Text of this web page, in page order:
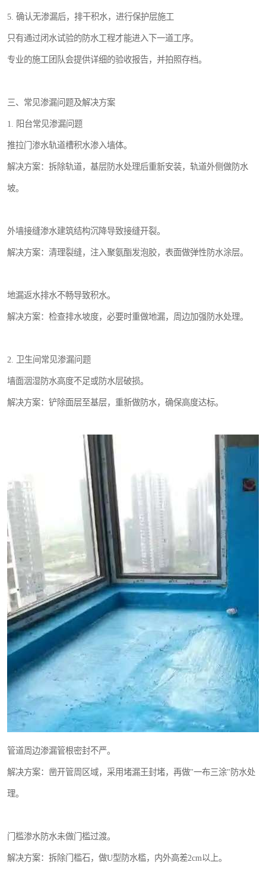
5. 确认无渗漏后，排干积水，进行保护层施工
只有通过闭水试验的防水工程才能进入下一道工序。
专业的施工团队会提供详细的验收报告，并拍照存档。
三、常见渗漏问题及解决方案
1. 阳台常见渗漏问题
推拉门渗水轨道槽积水渗入墙体。
解决方案：拆除轨道，基层防水处理后重新安装，轨道外侧做防水
坡。
外墙接缝渗水建筑结构沉降导致接缝开裂。
解决方案：清理裂缝，注入聚氨酯发泡胶，表面做弹性防水涂层。
地漏返水排水不畅导致积水。
解决方案：检查排水坡度，必要时重做地漏，周边加强防水处理。
2. 卫生间常见渗漏问题
墙面洇湿防水高度不足或防水层破损。
解决方案：铲除面层至基层，重新做防水，确保高度达标。
管道周边渗漏管根密封不严。
解决方案：凿开管周区域，采用堵漏王封堵，再做"一布三涂"防水处
理。
门槛渗水防水未做门槛过渡。
解决方案：拆除门槛石，做U型防水槛，内外高差2cm以上。